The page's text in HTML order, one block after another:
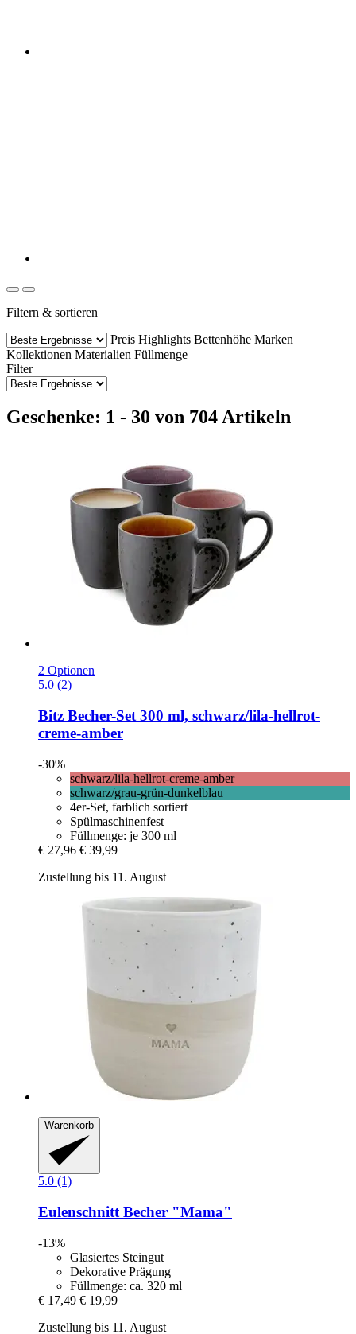
Filtern & sortieren
Preis Highlights Bettenhöhe Marken
Kollektionen Materialien Füllmenge
Filter
Geschenke: 1 - 30 von 704 Artikeln
2 Optionen
5.0 (2)
Bitz Becher-​Set 300 ml, schwarz/lila-​hellrot-​
creme-​amber
-30%
schwarz/lila-hellrot-creme-amber
schwarz/grau-grün-dunkelblau
4er-Set, farblich sortiert
Spülmaschinenfest
Füllmenge: je 300 ml
€ 27,96 € 39,99
Zustellung bis 11. August
Warenkorb
5.0 (1)
Eulenschnitt Becher "Mama"
-13%
Glasiertes Steingut
Dekorative Prägung
Füllmenge: ca. 320 ml
€ 17,49 € 19,99
Zustellung bis 11. August